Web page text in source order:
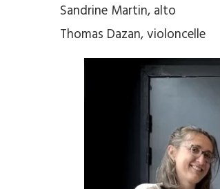
Sandrine Martin, alto
Thomas Dazan, violoncelle